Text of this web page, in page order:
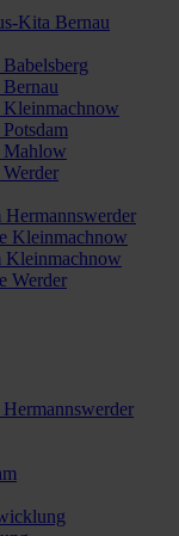
Kita Bernau
Kleinmachnow
Mahlow
Hermannswerder
Kleinmachnow
Kleinmachnow
Werder